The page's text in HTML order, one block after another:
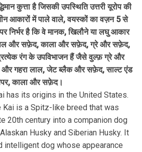
कुत्ता है जिसकी उपस्थिति उत्तरी यूरोप की
आकारों में पाले वाले, वयस्कों का वज़न 5 से
निर्भर है कि वे मानक, खिलौने या लघु आकार
और सफ़ेद, काला और सफ़ेद, ग्रे और सफ़ेद,
रंग के उपविभाजन हैं जैसे वुल्फ़ ग्रे और
और गहरा लाल, जेट ब्लैक और सफ़ेद, साल्ट एंड
काला और सफ़ेद।
has its origins in the United States.
Kai is a Spitz-like breed that was
20th century into a companion dog
Husky and Siberian Husky. It
intelligent dog whose appearance